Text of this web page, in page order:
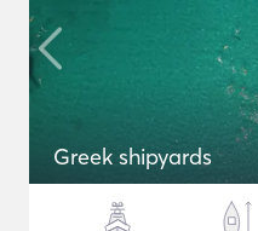
Greek shipyards